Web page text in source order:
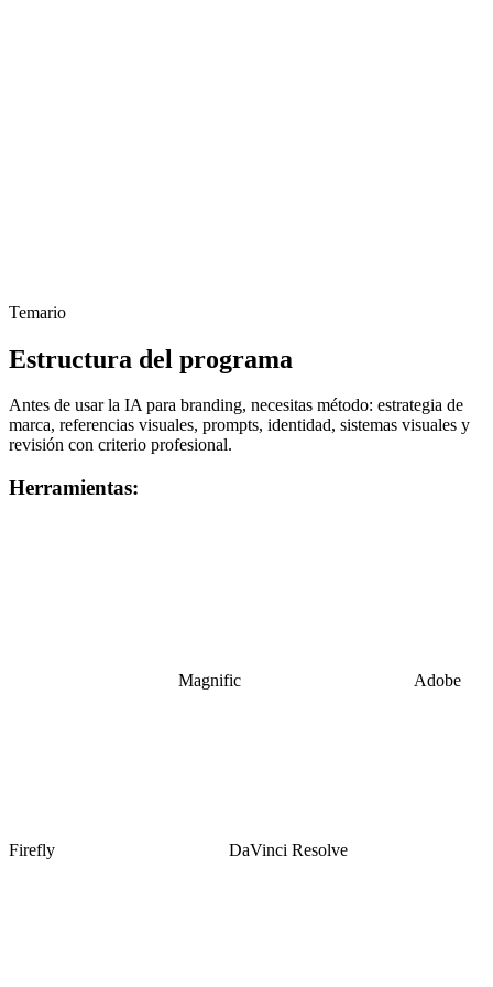
Temario
Estructura del programa
Antes de usar la IA para branding, necesitas método: estrategia de
marca, referencias visuales, prompts, identidad, sistemas visuales y
revisión con criterio profesional.
Herramientas:
Magnific Adobe
Firefly DaVinci Resolve